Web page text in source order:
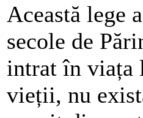
Această lege
secole de
intrat în viața
vieții, nu